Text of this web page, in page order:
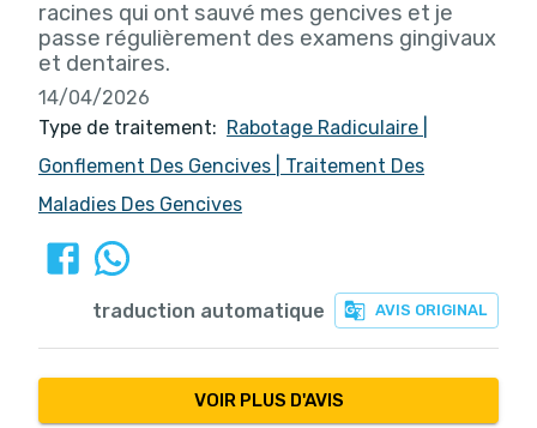
racines qui ont sauvé mes gencives et je
passe régulièrement des examens gingivaux
et dentaires.
14/04/2026
Type de traitement: Rabotage Radiculaire
Gonflement Des Gencives
Traitement Des
Maladies Des Gencives
AVIS ORIGINAL
traduction automatique
VOIR PLUS D'AVIS